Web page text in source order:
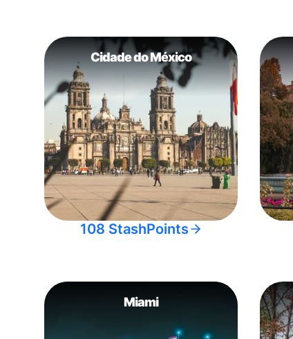
Cidade do México
108 StashPoints
Miami